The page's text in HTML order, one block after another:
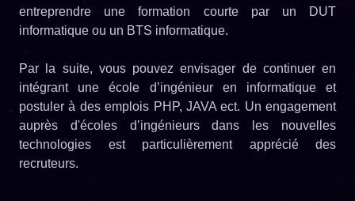
entreprendre une formation courte par un DUT
informatique ou un BTS informatique.
Par la suite, vous pouvez envisager de continuer en
intégrant une école d’ingénieur en informatique et
postuler à des emplois PHP, JAVA ect. Un engagement
auprès d'écoles d’ingénieurs dans les nouvelles
technologies est particulièrement apprécié des
recruteurs.